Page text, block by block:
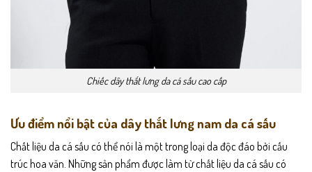
Chiếc dây thắt lưng da cá sấu cao cấp
Ưu điểm nổi bật của dây thắt lưng nam da cá sấu
Chất liệu da cá sấu có thể nói là một trong loại da độc đáo bởi cấu
trúc hoa văn. Những sản phẩm được làm từ chất liệu da cá sấu có